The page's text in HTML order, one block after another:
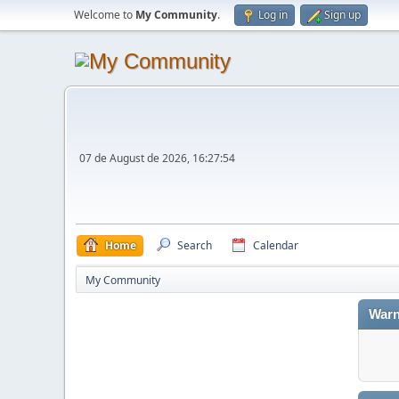
Welcome to My Community. Log in Sign up
07 de August de 2026, 16:27:54
Home Search Calendar
My Community